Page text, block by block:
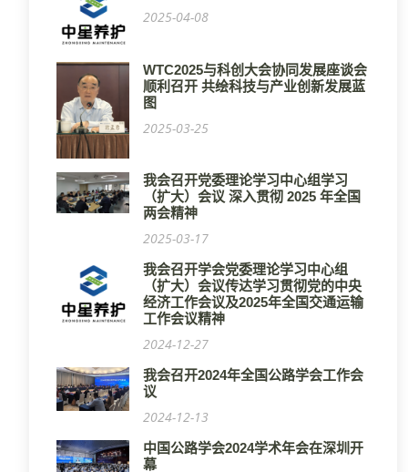
2025-04-08
WTC2025与科创大会协同发展座谈会
顺利召开 共绘科技与产业创新发展蓝
图
2025-03-25
我会召开党委理论学习中心组学习
（扩大）会议 深入贯彻 2025 年全国
两会精神
2025-03-17
我会召开学会党委理论学习中心组
（扩大）会议传达学习贯彻党的中央
经济工作会议及2025年全国交通运输
工作会议精神
2024-12-27
我会召开2024年全国公路学会工作会
议
2024-12-13
中国公路学会2024学术年会在深圳开
幕